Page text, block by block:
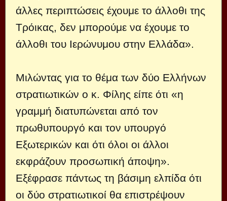
άλλες περιπτώσεις έχουμε το άλλοθι της
Τρόικας, δεν μπορούμε να έχουμε το
άλλοθι του Ιερώνυμου στην Ελλάδα».
Μιλώντας για το θέμα των δύο Ελλήνων
στρατιωτικών ο κ. Φίλης είπε ότι «η
γραμμή διατυπώνεται από τον
πρωθυπουργό και τον υπουργό
Εξωτερικών και ότι όλοι οι άλλοι
εκφράζουν προσωπική άποψη».
Εξέφρασε πάντως τη βάσιμη ελπίδα ότι
οι δύο στρατιωτικοί θα επιστρέψουν